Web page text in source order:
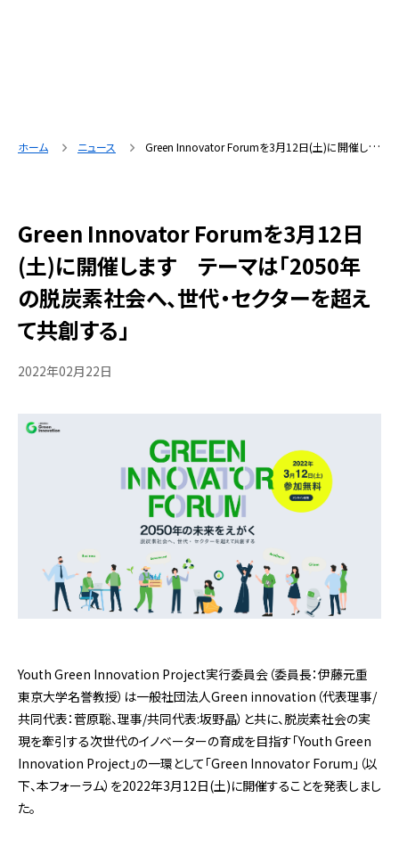
ホーム ニュース Green Innovator Forumを3月12日(土)に開催します テーマは「2050年の脱炭素社会へ、世代・セクターを超えて共創する」
Green Innovator Forumを3月12日
(土)に開催します テーマは「2050年
の脱炭素社会へ、世代・セクターを超え
て共創する」
2022年02月22日
Youth Green Innovation Project実行委員会（委員長：伊藤元重
東京大学名誉教授）は一般社団法人Green innovation（代表理事/
共同代表：菅原聡、理事/共同代表:坂野晶）と共に、脱炭素社会の実
現を牽引する次世代のイノベーターの育成を目指す「Youth Green
Innovation Project」の一環として「Green Innovator Forum」（以
下、本フォーラム）を2022年3月12日(土)に開催することを発表しまし
た。